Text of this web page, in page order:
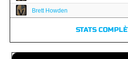
Brett Howden
STATS